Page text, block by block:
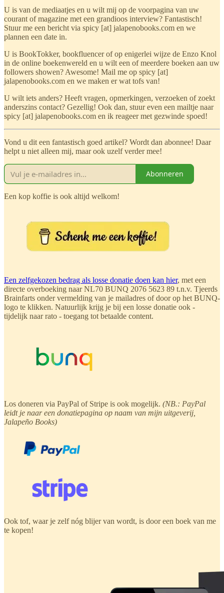
U is van de mediaatjes en u wilt mij op de voorpagina van uw
courant of magazine met een grandioos interview? Fantastisch!
Stuur me een bericht via spicy [at] jalapenobooks.com en we
plannen een date in.
U is BookTokker, bookfluencer of op enigerlei wijze de Enzo Knol
in de online boekenwereld en u wilt een of meerdere boeken aan uw
followers showen? Awesome! Mail me op spicy [at]
jalapenobooks.com en we maken er wat tofs van!
U wilt iets anders? Heeft vragen, opmerkingen, verzoeken of zoekt
anderszins contact? Gezellig! Ook dan, stuur even een mailtje naar
spicy [at] jalapenobooks.com en ik reageer met gezwinde spoed!
Vond u dit een fantastisch goed artikel? Wordt dan abonnee! Daar
helpt u niet alleen mij, maar ook uzelf verder mee!
Abonneren
Een kop koffie is ook altijd welkom!
Een zelfgekozen bedrag als losse donatie doen kan hier, met een
directe overboeking naar NL70 BUNQ 2076 5623 89 t.n.v. Tjeerds
Brainfarts onder vermelding van je mailadres of door op het BUNQ-
logo te klikken. Natuurlijk krijg je bij een losse donatie ook -
tijdelijk naar rato - toegang tot betaalde content.
Los doneren via PayPal of Stripe is ook mogelijk. (NB.: PayPal
leidt je naar een donatiepagina op naam van mijn uitgeverij,
Jalapeño Books)
Ook tof, waar je zelf nóg blijer van wordt, is door een boek van me
te kopen!